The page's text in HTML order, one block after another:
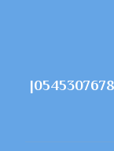
شركة مكافحة الحمام في العين |0545307678|